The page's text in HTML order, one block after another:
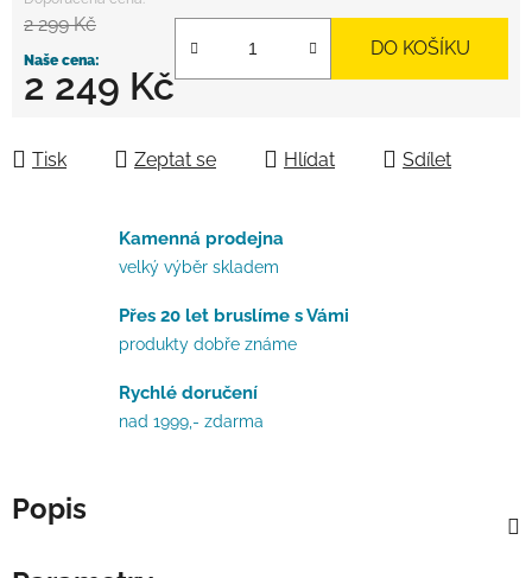
2 299 Kč
2 249 Kč
DO KOŠÍKU
Tisk Zeptat se Hlídat Sdílet
Kamenná prodejna
velký výběr skladem
Přes 20 let bruslíme s Vámi
produkty dobře známe
Rychlé doručení
nad 1999,- zdarma
Popis